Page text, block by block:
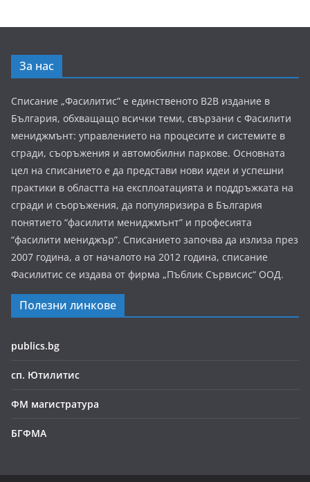
За нас
Списание „Фасилитис” е единственото B2B издание в
България, обхващащо всички теми, свързани с Фасилити
мениджмънт: управлението на процесите и системите в
сгради, съоръжения и автомобилни паркове. Основната
цел на списанието е да представи нови идеи и успешни
практики в областта на експлоатацията и поддръжката на
сгради и съоръжения, да популяризира в България
понятието “фасилити мениджмънт” и професията
“фасилити мениджър”. Списанието започва да излиза през
2007 година, а от началото на 2012 година, списание
Фасилитис се издава от фирма „Пъблик Сървисис“ ООД.
Полезни линкове
publics.bg
сп. Ютилитис
ФМ магистратура
БГФМА